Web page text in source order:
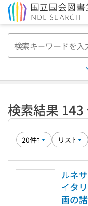
検索結果 143
ルネ
イタ
画の